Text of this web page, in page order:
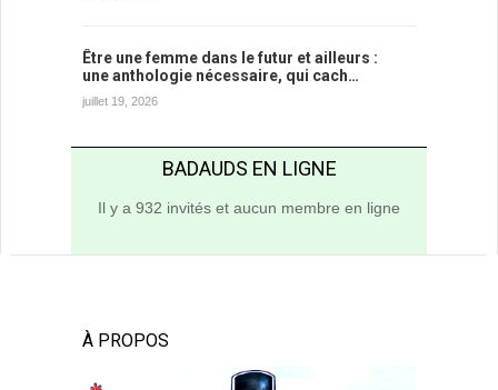
Être une femme dans le futur et ailleurs :
une anthologie nécessaire, qui cach…
juillet 19, 2026
BADAUDS EN LIGNE
Il y a 932 invités et aucun membre en ligne
À PROPOS